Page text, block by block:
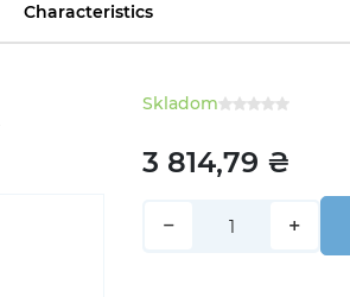
Characteristics
Skladom
3 814,79 ₴
− +